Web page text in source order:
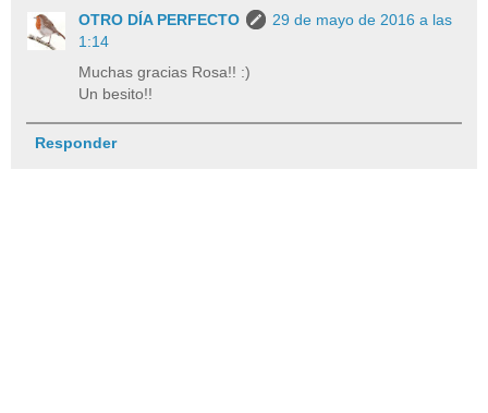
OTRO DÍA PERFECTO
29 de mayo de 2016 a las
1:14
Muchas gracias Rosa!! :)
Un besito!!
Responder